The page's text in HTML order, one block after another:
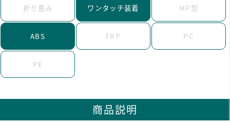
折り畳み ワンタッチ装着 MP型
ABS FRP PC
PE
商品説明